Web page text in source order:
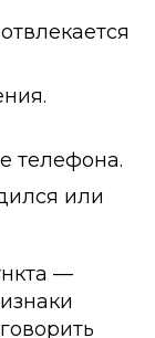
телефона.
или
—